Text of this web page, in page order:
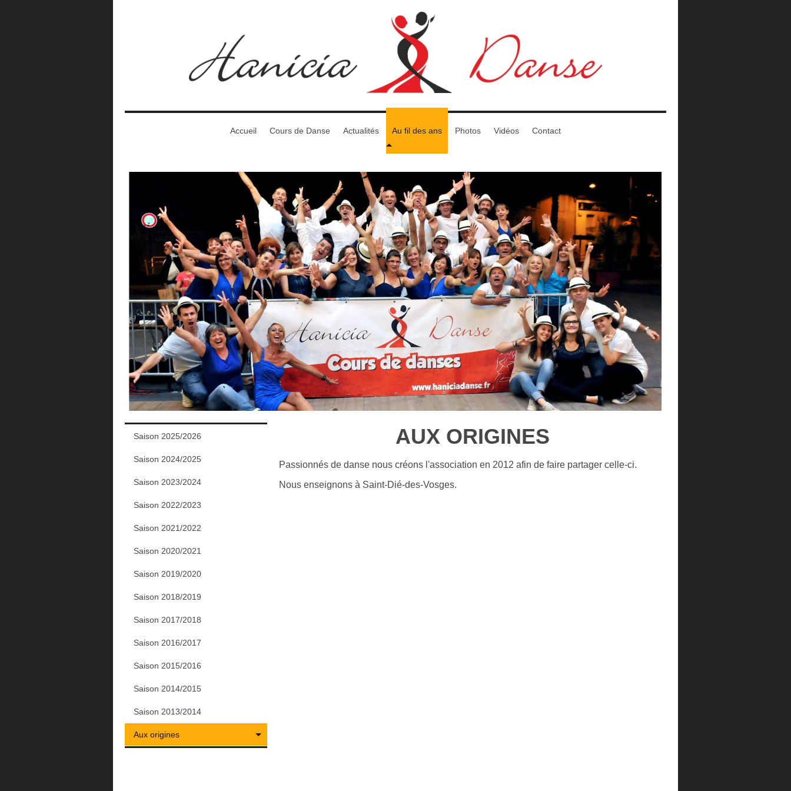
Accueil Cours de Danse Actualités Au fil des ans Photos Vidéos Contact
AUX ORIGINES
Passionnés de danse nous créons l'association en 2012 afin de faire partager celle-ci.
Nous enseignons à Saint-Dié-des-Vosges.
Saison 2025/2026
Saison 2024/2025
Saison 2023/2024
Saison 2022/2023
Saison 2021/2022
Saison 2020/2021
Saison 2019/2020
Saison 2018/2019
Saison 2017/2018
Saison 2016/2017
Saison 2015/2016
Saison 2014/2015
Saison 2013/2014
Aux origines